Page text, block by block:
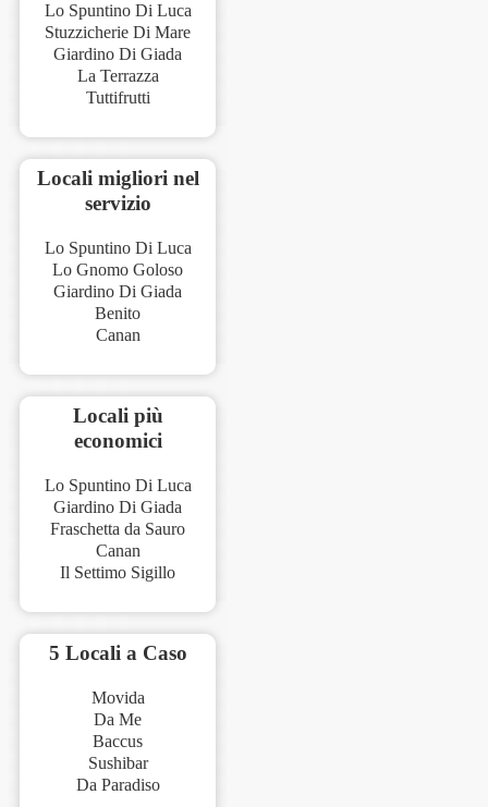
Lo Spuntino Di Luca
Stuzzicherie Di Mare
Giardino Di Giada
La Terrazza
Tuttifrutti
Locali migliori nel
servizio
Lo Spuntino Di Luca
Lo Gnomo Goloso
Giardino Di Giada
Benito
Canan
Locali più
economici
Lo Spuntino Di Luca
Giardino Di Giada
Fraschetta da Sauro
Canan
Il Settimo Sigillo
5 Locali a Caso
Movida
Da Me
Baccus
Sushibar
Da Paradiso